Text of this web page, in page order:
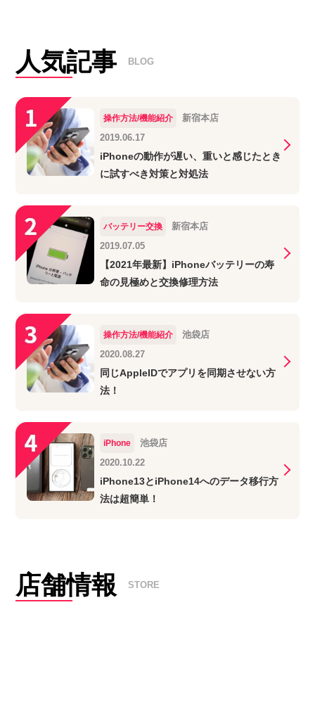
人気記事 BLOG
操作方法/機能紹介
新宿本店
2019.06.17
iPhoneの動作が遅い、重いと感じたとき
に試すべき対策と対処法
バッテリー交換
新宿本店
2019.07.05
【2021年最新】iPhoneバッテリーの寿
命の見極めと交換修理方法
操作方法/機能紹介
池袋店
2020.08.27
同じAppleIDでアプリを同期させない方
法！
iPhone
池袋店
2020.10.22
iPhone13とiPhone14へのデータ移行方
法は超簡単！
店舗情報 STORE